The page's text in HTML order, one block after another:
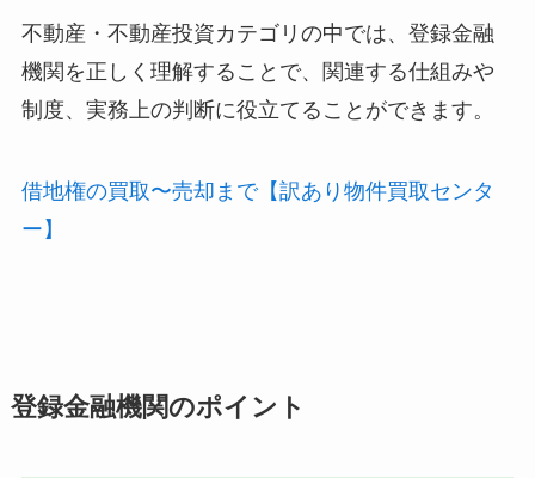
不動産・不動産投資カテゴリの中では、登録金融
機関を正しく理解することで、関連する仕組みや
制度、実務上の判断に役立てることができます。
借地権の買取〜売却まで【訳あり物件買取センタ
ー】
登録金融機関のポイント